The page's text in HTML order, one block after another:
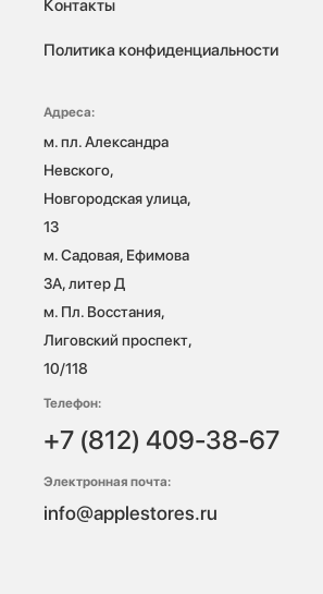
Контакты
Политика конфиденциальности
Адреса:
м. пл. Александра
Невского,
Новгородская улица,
13
м. Садовая, Ефимова
3А, литер Д
м. Пл. Восстания,
Лиговский проспект,
10/118
Телефон:
+7 (812) 409-38-67
Электронная почта:
info@applestores.ru